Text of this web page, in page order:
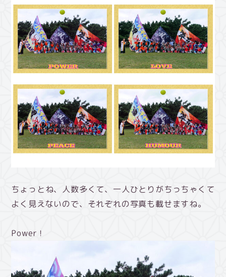
ちょっとね、人数多くて、一人ひとりがちっちゃくて
よく見えないので、それぞれの写真も載せますね。
Power！